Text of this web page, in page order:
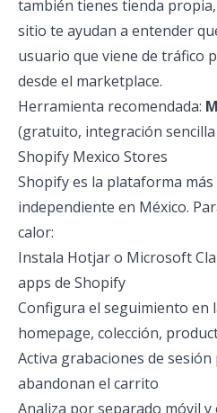
también tienes tienda
sitio te ayudan a entender
usuario que viene de tráfico
desde el marketplace.
Herramienta recomendada:
(gratuito, integración sencilla
Shopify Mexico Stores
Shopify es la plataforma
independiente en México.
calor:
Instala Hotjar o Microsoft
apps de Shopify
Configura el seguimiento en
homepage, colección,
Activa grabaciones de
abandonan el carrito
Analiza por separado móvil